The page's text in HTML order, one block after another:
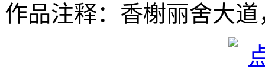
作品注释：香榭丽舍大